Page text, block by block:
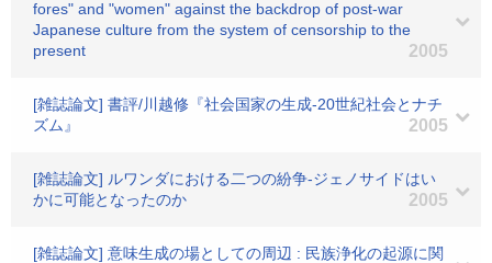
fores" and "women" against the backdrop of post-war
Japanese culture from the system of censorship to the
present
2005
[雑誌論文] 書評/川越修『社会国家の生成-20世紀社会とナチ
ズム』
2005
[雑誌論文] ルワンダにおける二つの紛争-ジェノサイドはい
かに可能となったのか
2005
[雑誌論文] 意味生成の場としての周辺 : 民族浄化の起源に関